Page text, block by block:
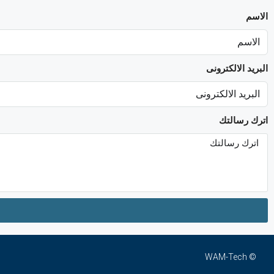
الاسم
البريد الالكترونى
اترك رسالتك
© WAM-Tech